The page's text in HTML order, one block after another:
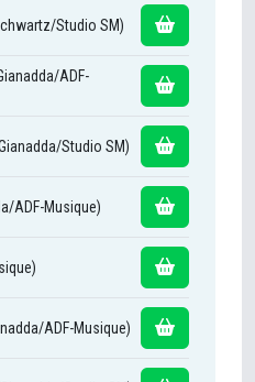
Studio SM)
ADF-
Studio SM)
ADF-Musique)
ADF-Musique)